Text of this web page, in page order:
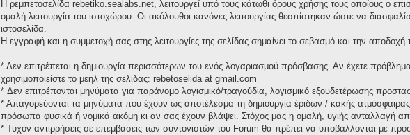
Η ρεμπετοσελίδα rebetiko.sealabs.net, λειτουργεί υπό τους κάτωθι όρους χρήσης τους οποίους ο
ομαλή λειτουργία του ιστοχώρου. Οι ακόλουθοι κανόνες λειτουργίας θεσπίστηκαν ώστε να
ιστοσελίδα.
Η εγγραφή και η συμμετοχή σας στης λειτουργίες της σελίδας σημαίνει το σεβασμό και την
* Δεν επιτρέπεται η δημιουργία περισσότερων του ενός λογαριασμού πρόσβασης. Αν έχετε
χρησιμοποιείστε το μεηλ της σελίδας: rebetoselida at gmail.com
* Δεν επιτρέπονται μηνύματα για παράνομο λογισμικό/τραγούδια, λογισμικό εξουδετέρωσης
* Απαγορεύονται τα μηνύματα που έχουν ως αποτέλεσμα τη δημιουργία έριδων / κακής
πρόσωπα φυσικά ή νομικά ακόμη κι αν σας έχουν βλάψει. Στόχος μας η ομαλή, υγιής ανταλλαγή
* Τυχόν αντιρρήσεις σε επεμβάσεις των συντονιστών του Forum θα πρέπει να υποβάλλονται με